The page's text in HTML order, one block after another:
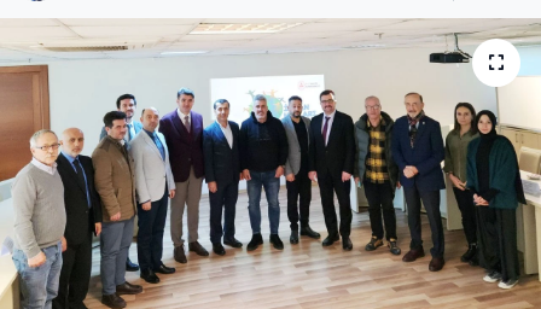
MAGAZİN
RÖPORTAJ
SAĞLIK
SARIYER HABERLERİ
SARIYER İMAR BARIŞI